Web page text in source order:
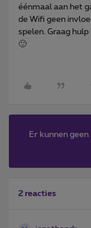
éénmaal aan het
de Wifi geen
spelen. Graag hulp
🙂
Er kunnen
2 reacties